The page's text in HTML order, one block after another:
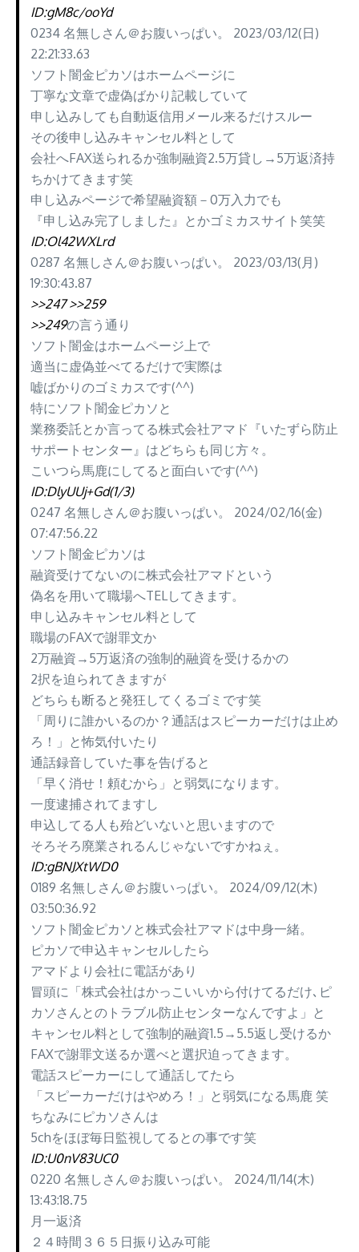
ID:gM8c/ooYd
0234 名無しさん＠お腹いっぱい。 2023/03/12(日)
22:21:33.63
ソフト闇金ピカソはホームページに
丁寧な文章で虚偽ばかり記載していて
申し込みしても自動返信用メール来るだけスルー
その後申し込みキャンセル料として
会社へFAX送られるか強制融資2.5万貸し→5万返済持
ちかけてきます笑
申し込みページで希望融資額－0万入力でも
『申し込み完了しました』とかゴミカスサイト笑笑
ID:Ol42WXLrd
0287 名無しさん＠お腹いっぱい。 2023/03/13(月)
19:30:43.87
>>247 >>259
>>249の言う通り
ソフト闇金はホームページ上で
適当に虚偽並べてるだけで実際は
嘘ばかりのゴミカスです(^^)
特にソフト闇金ピカソと
業務委託とか言ってる株式会社アマド『いたずら防止
サポートセンター』はどちらも同じ方々。
こいつら馬鹿にしてると面白いです(^^)
ID:DlyUUj+Gd(1/3)
0247 名無しさん＠お腹いっぱい。 2024/02/16(金)
07:47:56.22
ソフト闇金ピカソは
融資受けてないのに株式会社アマドという
偽名を用いて職場へTELしてきます。
申し込みキャンセル料として
職場のFAXで謝罪文か
2万融資→5万返済の強制的融資を受けるかの
2択を迫られてきますが
どちらも断ると発狂してくるゴミです笑
「周りに誰かいるのか？通話はスピーカーだけは止め
ろ！」と怖気付いたり
通話録音していた事を告げると
「早く消せ！頼むから」と弱気になります。
一度逮捕されてますし
申込してる人も殆どいないと思いますので
そろそろ廃業されるんじゃないですかねぇ。
ID:gBNJXtWD0
0189 名無しさん＠お腹いっぱい。 2024/09/12(木)
03:50:36.92
ソフト闇金ピカソと株式会社アマドは中身一緒。
ピカソで申込キャンセルしたら
アマドより会社に電話があり
冒頭に「株式会社はかっこいいから付けてるだけ､ピ
カソさんとのトラブル防止センターなんですよ」と
キャンセル料として強制的融資1.5→5.5返し受けるか
FAXで謝罪文送るか選べと選択迫ってきます。
電話スピーカーにして通話してたら
「スピーカーだけはやめろ！」と弱気になる馬鹿 笑
ちなみにピカソさんは
5chをほぼ毎日監視してるとの事です笑
ID:U0nV83UC0
0220 名無しさん＠お腹いっぱい。 2024/11/14(木)
13:43:18.75
月一返済
２４時間３６５日振り込み可能